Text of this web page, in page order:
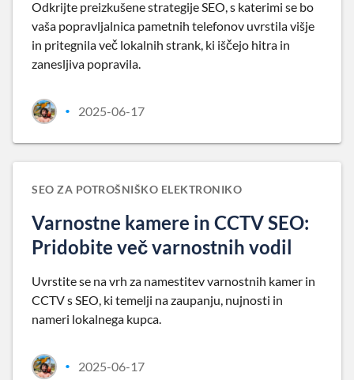
Odkrijte preizkušene strategije SEO, s katerimi se bo
vaša popravljalnica pametnih telefonov uvrstila višje
in pritegnila več lokalnih strank, ki iščejo hitra in
zanesljiva popravila.
• 2025-06-17
SEO ZA POTROŠNIŠKO ELEKTRONIKO
Varnostne kamere in CCTV SEO:
Pridobite več varnostnih vodil
Uvrstite se na vrh za namestitev varnostnih kamer in
CCTV s SEO, ki temelji na zaupanju, nujnosti in
nameri lokalnega kupca.
• 2025-06-17